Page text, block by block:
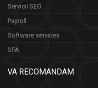
Servicii SEO
Payroll
Software services
SFA
VA RECOMANDAM